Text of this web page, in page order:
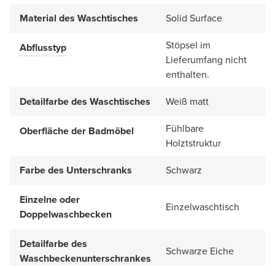
Material des Waschtisches Solid Surface
Abflusstyp
Stöpsel im
Lieferumfang nicht
enthalten.
Detailfarbe des Waschtisches
Weiß matt
Oberfläche der Badmöbel
Fühlbare
Holztstruktur
Farbe des Unterschranks
Schwarz
Einzelne oder
Doppelwaschbecken
Einzelwaschtisch
Detailfarbe des
Waschbeckenunterschrankes
Schwarze Eiche